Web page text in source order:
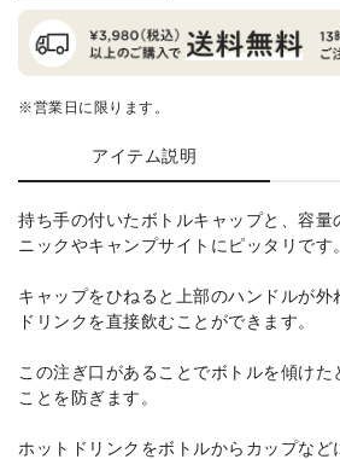
※営業日に限ります。
アイテム説明
持ち手の付いたボトルキャップと、容量
ニックやキャンプサイトにピッタリです。
キャップをひねると上部のハンドルが
ドリンクを直接飲むことができます。
この注ぎ口があることでボトルを傾けた
ことを防ぎます。
ホットドリンクをボトルからカップな